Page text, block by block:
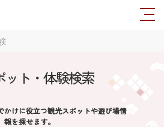
ット・体験検索
かけに役立つ観光スポットや遊び場情
報を探せます。